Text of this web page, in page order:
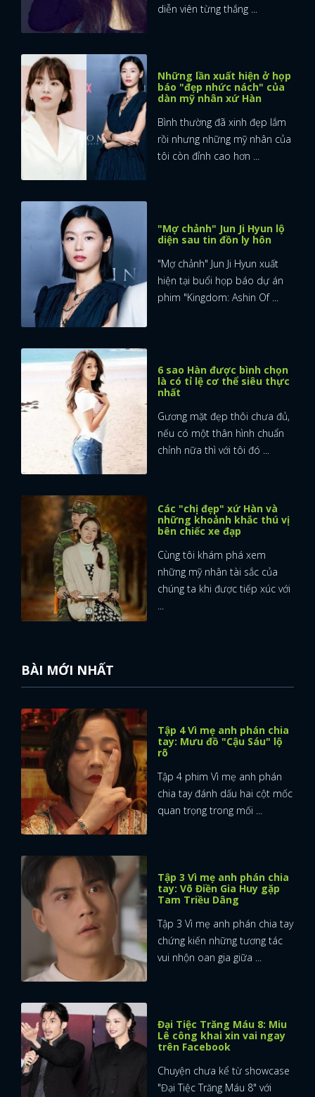
diễn viên từng thắng ...
Những lần xuất hiện ở họp
báo "đẹp nhức nách" của
dàn mỹ nhân xứ Hàn
Bình thường đã xinh đẹp lắm
rồi nhưng những mỹ nhân của
tôi còn đỉnh cao hơn ...
"Mợ chảnh" Jun Ji Hyun lộ
diện sau tin đồn ly hôn
"Mợ chảnh" Jun Ji Hyun xuất
hiện tại buổi họp báo dự án
phim "Kingdom: Ashin Of ...
6 sao Hàn được bình chọn
là có tỉ lệ cơ thể siêu thực
nhất
Gương mặt đẹp thôi chưa đủ,
nếu có một thân hình chuẩn
chỉnh nữa thì với tôi đó ...
Các "chị đẹp" xứ Hàn và
những khoảnh khắc thú vị
bên chiếc xe đạp
Cùng tôi khám phá xem
những mỹ nhân tài sắc của
chúng ta khi được tiếp xúc với
...
BÀI MỚI NHẤT
Tập 4 Vì mẹ anh phán chia
tay: Mưu đồ "Cậu Sáu" lộ
rõ
Tập 4 phim Vì mẹ anh phán
chia tay đánh dấu hai cột mốc
quan trọng trong mối ...
Tập 3 Vì mẹ anh phán chia
tay: Võ Điền Gia Huy gặp
Tam Triều Dâng
Tập 3 Vì mẹ anh phán chia tay
chứng kiến những tương tác
vui nhộn oan gia giữa ...
Đại Tiệc Trăng Máu 8: Miu
Lê công khai xin vai ngay
trên Facebook
Chuyện chưa kể từ showcase
"Đại Tiệc Trăng Máu 8" với